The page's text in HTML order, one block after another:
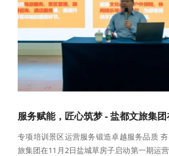
专项培训景区运营服务锻造卓越服务品质
旅集团在11月2日盐城草房子启动第一期运